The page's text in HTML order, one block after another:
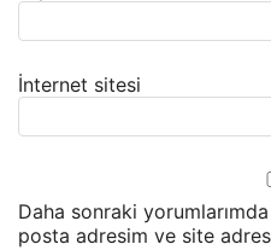
İnternet sitesi
Daha sonraki
posta adresim ve site